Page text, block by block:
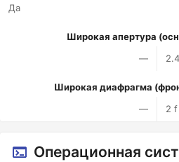
Да
Широкая апертура
—
Широкая диафрагма
—
2 f
Операционная